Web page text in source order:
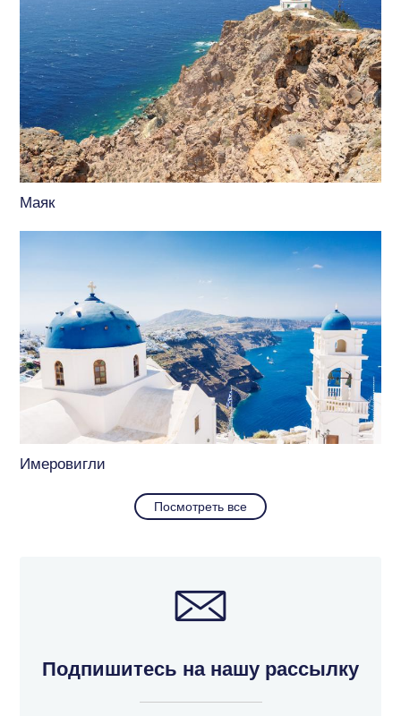
Маяк
Имеровигли
Посмотреть все
Подпишитесь на нашу рассылку